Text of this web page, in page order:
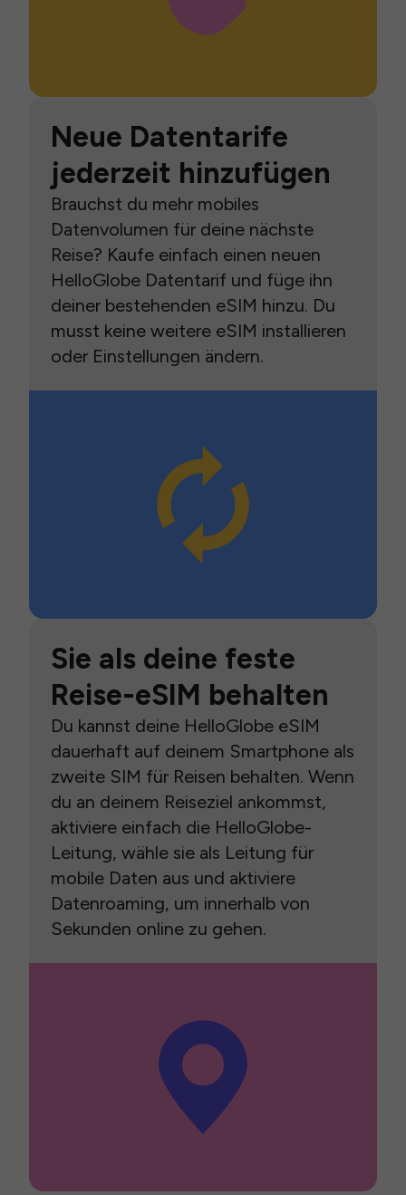
Neue Datentarife
jederzeit hinzufügen
Brauchst du mehr mobiles
Datenvolumen für deine nächste
Reise? Kaufe einfach einen neuen
HelloGlobe Datentarif und füge ihn
deiner bestehenden eSIM hinzu. Du
musst keine weitere eSIM installieren
oder Einstellungen ändern.
Sie als deine feste
Reise-eSIM behalten
Du kannst deine HelloGlobe eSIM
dauerhaft auf deinem Smartphone als
zweite SIM für Reisen behalten. Wenn
du an deinem Reiseziel ankommst,
aktiviere einfach die HelloGlobe-
Leitung, wähle sie als Leitung für
mobile Daten aus und aktiviere
Datenroaming, um innerhalb von
Sekunden online zu gehen.